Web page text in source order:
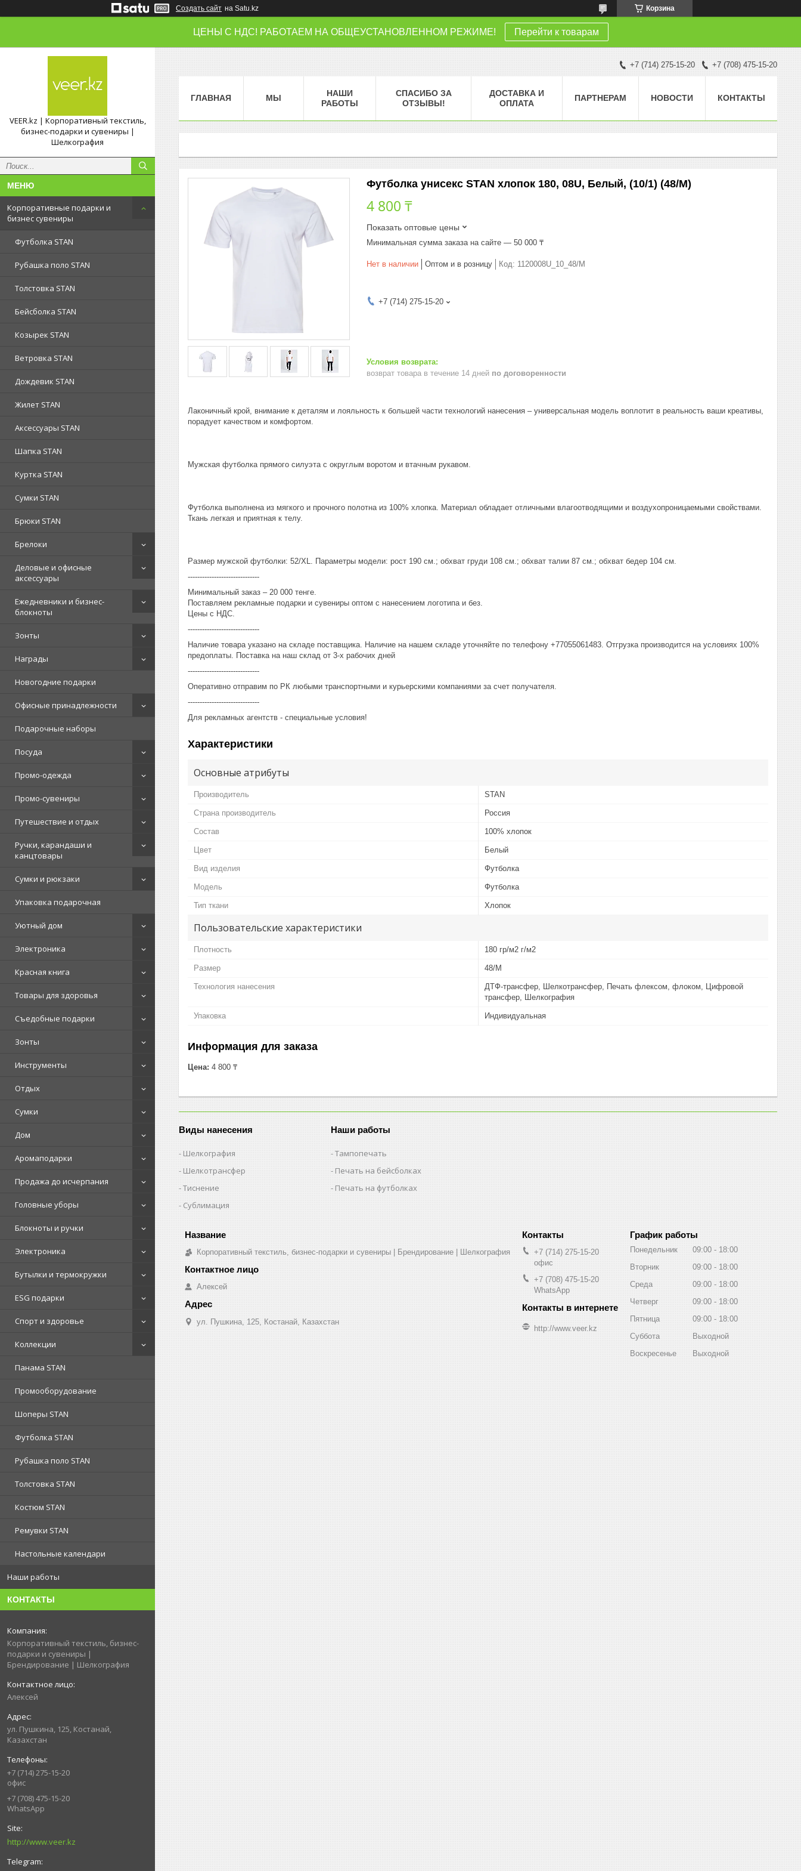
Создать сайт на Satu.kz Корзина
ЦЕНЫ С НДС! РАБОТАЕМ НА ОБЩЕУСТАНОВЛЕННОМ РЕЖИМЕ! Перейти к товарам
VEER.kz | Корпоративный текстиль,
бизнес-подарки и сувениры |
Шелкография
Корпоративные подарки и
бизнес сувениры
Футболка STAN
Рубашка поло STAN
Толстовка STAN
Бейсболка STAN
Козырек STAN
Ветровка STAN
Дождевик STAN
Жилет STAN
Аксессуары STAN
Шапка STAN
Куртка STAN
Сумки STAN
Брюки STAN
Брелоки
Деловые и офисные
аксессуары
Ежедневники и бизнес-
блокноты
Зонты
Награды
Новогодние подарки
Офисные принадлежности
Подарочные наборы
Посуда
Промо-одежда
Промо-сувениры
Путешествие и отдых
Ручки, карандаши и
канцтовары
Сумки и рюкзаки
Упаковка подарочная
Уютный дом
Электроника
Красная книга
Товары для здоровья
Съедобные подарки
Зонты
Инструменты
Отдых
Сумки
Дом
Аромаподарки
Продажа до исчерпания
Головные уборы
Блокноты и ручки
Электроника
Бутылки и термокружки
ESG подарки
Спорт и здоровье
Коллекции
Панама STAN
Промооборудование
Шоперы STAN
Футболка STAN
Рубашка поло STAN
Толстовка STAN
Костюм STAN
Ремувки STAN
Настольные календари
Наши работы
КОНТАКТЫ
Корпоративный текстиль, бизнес-
подарки и сувениры |
Брендирование | Шелкография
Алексей
ул. Пушкина, 125, Костанай,
Казахстан
+7 (714) 275-15-20
офис
+7 (708) 475-15-20
WhatsApp
http://www.veer.kz
+7 (714) 275-15-20 +7 (708) 475-15-20
ГЛАВНАЯ МЫ
НАШИ
РАБОТЫ
СПАСИБО ЗА
ОТЗЫВЫ!
ДОСТАВКА И
ОПЛАТА
ПАРТНЕРАМ НОВОСТИ КОНТАКТЫ
Футболка унисекс STAN хлопок 180, 08U, Белый, (10/1) (48/M)
4 800 ₸
Показать оптовые цены
Минимальная сумма заказа на сайте — 50 000 ₸
Нет в наличии Оптом и в розницу Код: 1120008U_10_48/M
+7 (714) 275-15-20
возврат товара в течение 14 дней по договоренности
Лаконичный крой, внимание к деталям и лояльность к большей части технологий нанесения – универсальная модель воплотит в реальность ваши креативы,
порадует качеством и комфортом.
Мужская футболка прямого силуэта с округлым воротом и втачным рукавом.
Футболка выполнена из мягкого и прочного полотна из 100% хлопка. Материал обладает отличными влагоотводящими и воздухопроницаемыми свойствами.
Ткань легкая и приятная к телу.
Размер мужской футболки: 52/XL. Параметры модели: рост 190 см.; обхват груди 108 см.; обхват талии 87 см.; обхват бедер 104 см.
------------------------------
Минимальный заказ – 20 000 тенге.
Поставляем рекламные подарки и сувениры оптом с нанесением логотипа и без.
Цены с НДС.
------------------------------
Наличие товара указано на складе поставщика. Наличие на нашем складе уточняйте по телефону +77055061483. Отгрузка производится на условиях 100%
предоплаты. Поставка на наш склад от 3-x рабочих дней
------------------------------
Оперативно отправим по РК любыми транспортными и курьерскими компаниями за счет получателя.
------------------------------
Для рекламных агентств - специальные условия!
Характеристики
Основные атрибуты
Производитель STAN
Страна производитель Россия
Состав 100% хлопок
Цвет Белый
Вид изделия Футболка
Мoдель Футболка
Тип ткани Хлопок
Пользовательские характеристики
Плотность 180 гр/м2 г/м2
Размер 48/M
Технология нанесения
ДТФ-трансфер, Шелкотрансфер, Печать флексом, флоком, Цифровой
трансфер, Шелкография
Упаковка Индивидуальная
Информация для заказа
Цена: 4 800 ₸
Виды нанесения
Шелкография
Шелкотрансфер
Тиснение
Сублимация
Наши работы
Тампопечать
Печать на бейсболках
Печать на футболках
Корпоративный текстиль, бизнес-подарки и сувениры | Брендирование | Шелкография
Алексей
ул. Пушкина, 125, Костанай, Казахстан
+7 (714) 275-15-20
офис
+7 (708) 475-15-20
WhatsApp
http://www.veer.kz
График работы
Понедельник 09:00
18:00
Вторник
09:00
18:00
Среда
09:00
18:00
Четверг
09:00
18:00
Пятница
09:00
18:00
Суббота
Выходной
Воскресенье
Выходной